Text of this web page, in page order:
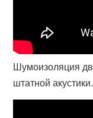
Шумоизоляция
штатной акустики.